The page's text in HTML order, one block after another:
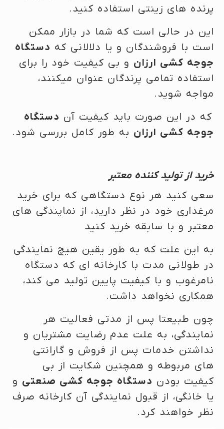
پرنده های زینتی استفاده کنید.
این در حالی است که شما در بازار ممکن
است با فروشندگان و یا دلالانی که دستگاه
جوجه کشی ارزان و بی کیفیت خود را برای
استفاده تمامی پرندگان عنوان میکنند،
مواجه شوید.
که در این صورت باید کیفیت آن دستگاه
جوجه کشی ارزان به طور کامل بررسی شود.
خرید از تولید کننده معتبر
سعی کنید هر نوع دستگاهی که برای خرید
مرغداری خود در نظر دارید، از نمایندگی های
معتبر و با سابقه خرید کنید
به این علت که به طور یقین هیچ نمایندگی
در طولانی مدت با کارخانه ای که دستگاه
نامرغوب و با کیفیت پایین تولید می کند،
همکاری نخواهد داشت.
چون طبیعتا پس از مدتی فعالیت هر
نمایندگی، به علت عدم رضایت مشتریان و
نداشتن خدمات پس از فروش و گارانتی
های مربوطه و همچنین شکایت از بی
کیفیت بودن دستگاه جوجه کشی صنعتی و
یا خانگی، از قبول نمایندگی آن کارخانه صرف
نظر خواهند کرد.